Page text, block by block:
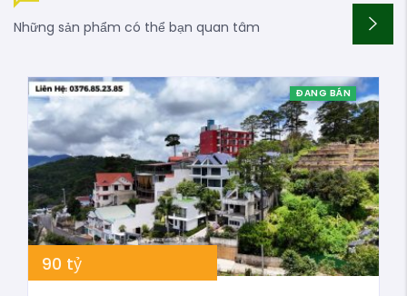
Những sản phẩm có thể bạn quan tâm
ĐANG BÁN
90 tỷ